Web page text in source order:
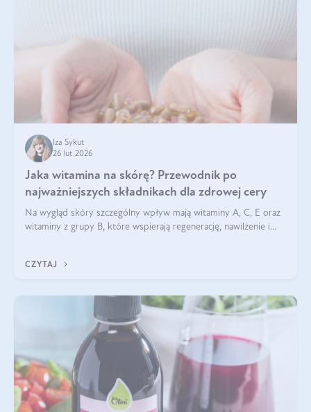
Iza Sykut
26 lut 2026
Jaka witamina na skórę? Przewodnik po
najważniejszych składnikach dla zdrowej cery
Na wygląd skóry szczególny wpływ mają witaminy A, C, E oraz
witaminy z grupy B, które wspierają regenerację, nawilżenie i
CZYTAJ